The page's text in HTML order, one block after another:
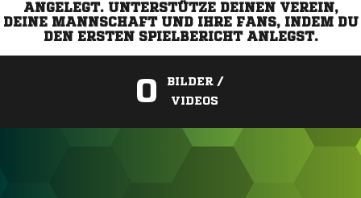
ANGELEGT. UNTERSTÜTZE DEINEN VEREIN,
DEINE MANNSCHAFT UND IHRE FANS, INDEM DU
DEN ERSTEN SPIELBERICHT ANLEGST.
0
BILDER /
VIDEOS